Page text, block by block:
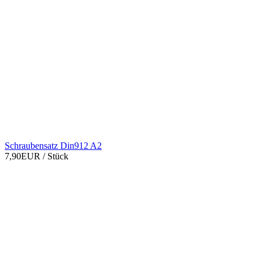
Schraubensatz Din912 A2
7,90EUR / Stück